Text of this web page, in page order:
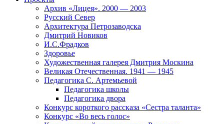
Архив «Лицея». 2000 — 2003
Русский Север
Архитектура Петрозаводска
Дмитрий Новиков
И.С.Фрадков
Здоровье
Художественная галерея Дмитрия Москина
Великая Отечественная. 1941 — 1945
Педагогика С. Артемьевой
Педагогика школы
Педагогика двора
Конкурс короткого рассказа «Сестра таланта»
Конкурс «Во весь голос»